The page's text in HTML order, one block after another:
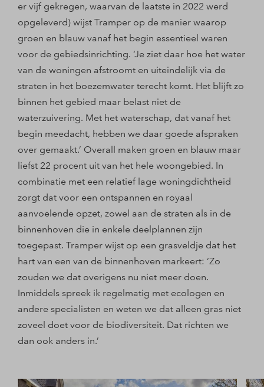
er vijf gekregen, waarvan de laatste in 2022 werd
opgeleverd) wijst Tramper op de manier waarop
groen en blauw vanaf het begin essentieel waren
voor de gebiedsinrichting. ‘Je ziet daar hoe het water
van de woningen afstroomt en uiteindelijk via de
straten in het boezemwater terecht komt. Het blijft zo
binnen het gebied maar belast niet de
waterzuivering. Met het waterschap, dat vanaf het
begin meedacht, hebben we daar goede afspraken
over gemaakt.’ Overall maken groen en blauw maar
liefst 22 procent uit van het hele woongebied. In
combinatie met een relatief lage woningdichtheid
zorgt dat voor een ontspannen en royaal
aanvoelende opzet, zowel aan de straten als in de
binnenhoven die in enkele deelplannen zijn
toegepast. Tramper wijst op een grasveldje dat het
hart van een van de binnenhoven markeert: ‘Zo
zouden we dat overigens nu niet meer doen.
Inmiddels spreek ik regelmatig met ecologen en
andere specialisten en weten we dat alleen gras niet
zoveel doet voor de biodiversiteit. Dat richten we
dan ook anders in.’